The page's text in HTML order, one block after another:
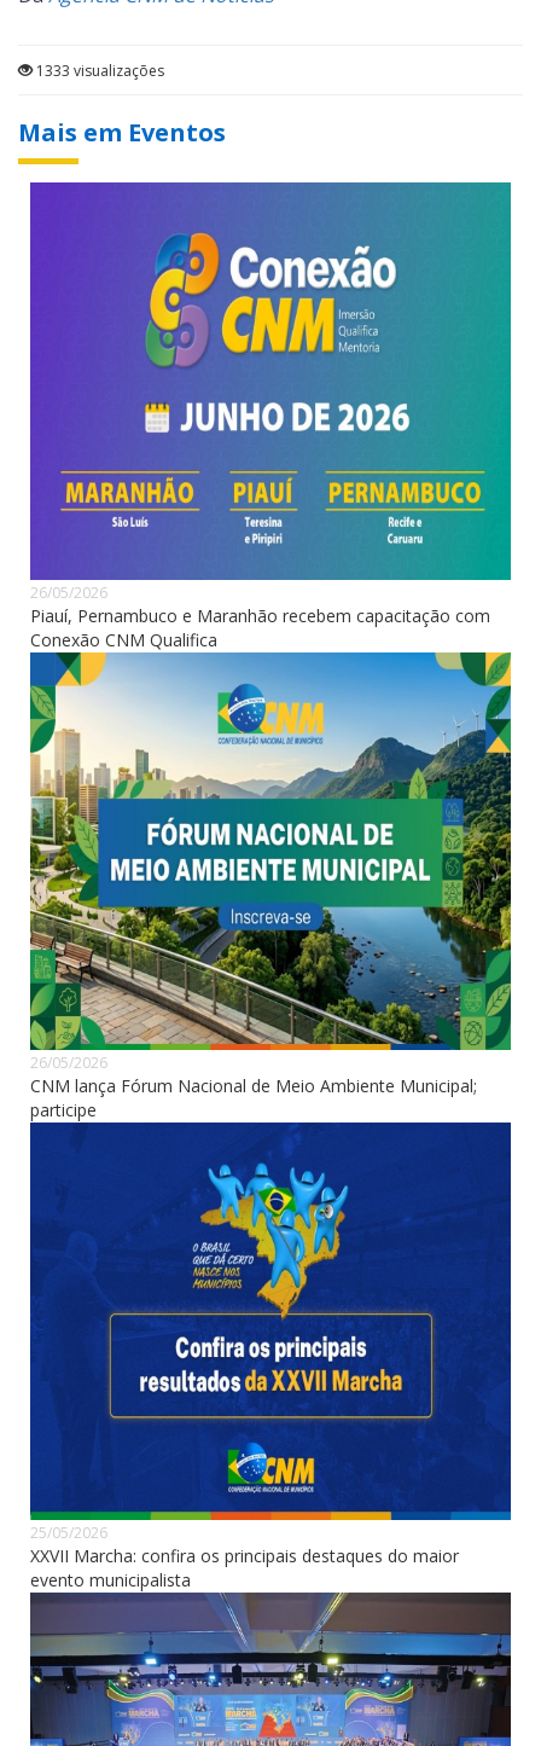
1333 visualizações
Mais em Eventos
26/05/2026
Piauí, Pernambuco e Maranhão recebem capacitação com
Conexão CNM Qualifica
26/05/2026
CNM lança Fórum Nacional de Meio Ambiente Municipal;
participe
25/05/2026
XXVII Marcha: confira os principais destaques do maior
evento municipalista